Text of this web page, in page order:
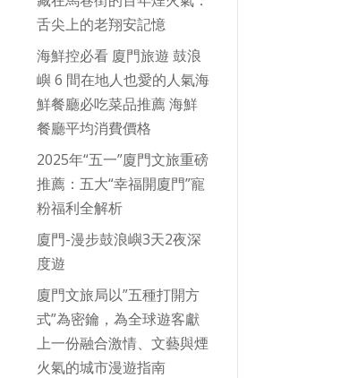
舌尖上的老翔安記憶
海鮮控必看 廈門旅遊 鼓浪
嶼 6 間在地人也愛的人氣海
鮮餐廳必吃菜品推薦 海鮮
餐廳平均消費價格
2025年“五一”廈門文旅重磅
推薦：五大“幸福開廈門”寵
粉福利全解析
廈門-漫步鼓浪嶼3天2夜深
度遊
廈門文旅局以”五種打開方
式”為密鑰，為全球遊客獻
上一份融合激情、文藝與煙
火氣的城市漫遊指南